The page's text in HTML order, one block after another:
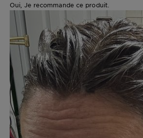
Oui, Je recommande ce produit.